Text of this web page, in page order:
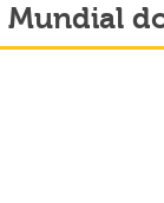
Mundial